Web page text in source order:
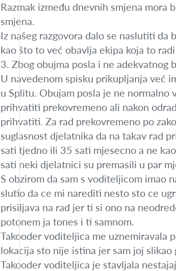
Razmak između dnevnih smjena
smjena.
Iz našeg razgovora dalo se naslutiti da
kao što to već obavlja ekipa koja to
3. Zbog obujma posla i ne
U navedenom spisku prikupljanja već
u Splitu. Obujam posla je ne
prihvatiti prekovremeno ali nakon
prihvatiti. Za rad prekovremeno po
suglasnost djelatnika da na takav rad
sati tjedno ili 35 sati mjesecno a ne
sati neki djelatnici su premasili u par
S obzirom da sam s voditeljicom imao
slutio da ce mi narediti nesto sto ce
prisiljava na rad jer ti si ono na
potonem ja tones i ti samnom.
Takooder voditeljica me uznemiravala
lokacija sto nije istina jer sam joj
Takooder voditeljica je stavljala